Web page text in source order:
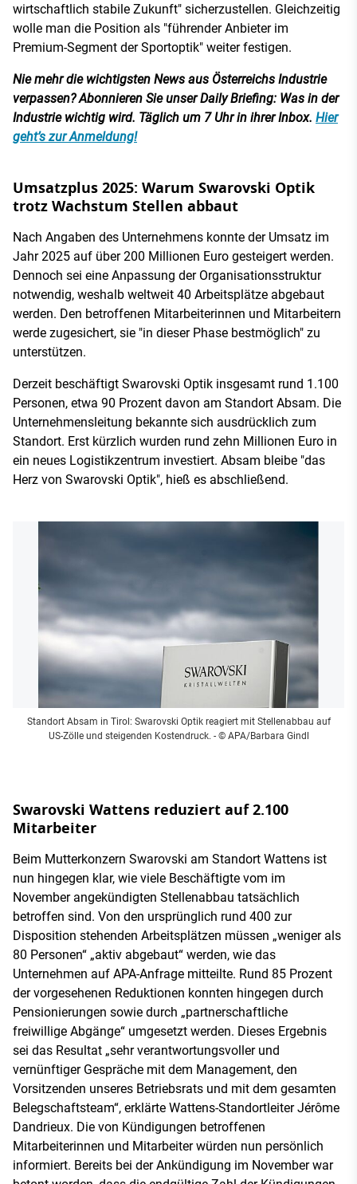
wirtschaftlich stabile Zukunft" sicherzustellen. Gleichzeitig
wolle man die Position als "führender Anbieter im
Premium-Segment der Sportoptik" weiter festigen.
Nie mehr die wichtigsten News aus Österreichs Industrie
verpassen? Abonnieren Sie unser Daily Briefing: Was in der
Industrie wichtig wird. Täglich um 7 Uhr in ihrer Inbox. Hier
geht’s zur Anmeldung!
Umsatzplus 2025: Warum Swarovski Optik
trotz Wachstum Stellen abbaut
Nach Angaben des Unternehmens konnte der Umsatz im
Jahr 2025 auf über 200 Millionen Euro gesteigert werden.
Dennoch sei eine Anpassung der Organisationsstruktur
notwendig, weshalb weltweit 40 Arbeitsplätze abgebaut
werden. Den betroffenen Mitarbeiterinnen und Mitarbeitern
werde zugesichert, sie "in dieser Phase bestmöglich" zu
unterstützen.
Derzeit beschäftigt Swarovski Optik insgesamt rund 1.100
Personen, etwa 90 Prozent davon am Standort Absam. Die
Unternehmensleitung bekannte sich ausdrücklich zum
Standort. Erst kürzlich wurden rund zehn Millionen Euro in
ein neues Logistikzentrum investiert. Absam bleibe "das
Herz von Swarovski Optik", hieß es abschließend.
Standort Absam in Tirol: Swarovski Optik reagiert mit Stellenabbau auf
US-Zölle und steigenden Kostendruck. - © APA/Barbara Gindl
Swarovski Wattens reduziert auf 2.100
Mitarbeiter
Beim Mutterkonzern Swarovski am Standort Wattens ist
nun hingegen klar, wie viele Beschäftigte vom im
November angekündigten Stellenabbau tatsächlich
betroffen sind. Von den ursprünglich rund 400 zur
Disposition stehenden Arbeitsplätzen müssen „weniger als
80 Personen“ „aktiv abgebaut“ werden, wie das
Unternehmen auf APA-Anfrage mitteilte. Rund 85 Prozent
der vorgesehenen Reduktionen konnten hingegen durch
Pensionierungen sowie durch „partnerschaftliche
freiwillige Abgänge“ umgesetzt werden. Dieses Ergebnis
sei das Resultat „sehr verantwortungsvoller und
vernünftiger Gespräche mit dem Management, den
Vorsitzenden unseres Betriebsrats und mit dem gesamten
Belegschaftsteam“, erklärte Wattens-Standortleiter Jérôme
Dandrieux. Die von Kündigungen betroffenen
Mitarbeiterinnen und Mitarbeiter würden nun persönlich
informiert. Bereits bei der Ankündigung im November war